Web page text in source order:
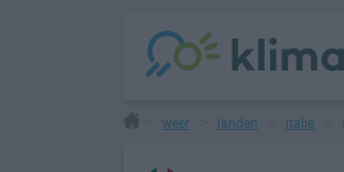
weer landen italië